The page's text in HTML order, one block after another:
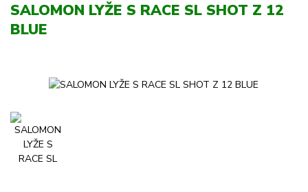
SALOMON LYŽE S RACE SL SHOT Z 12
BLUE